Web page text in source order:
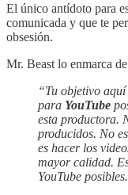
El único antídoto para
comunicada y que te
obsesión.
Mr. Beast lo enmarca
“Tu objetivo
para YouTube
esta productora.
producidos. No
es hacer los
mayor calidad.
YouTube posibles.